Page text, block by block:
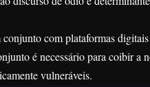
com plataformas
é necessário para coibir a
vulneráveis.